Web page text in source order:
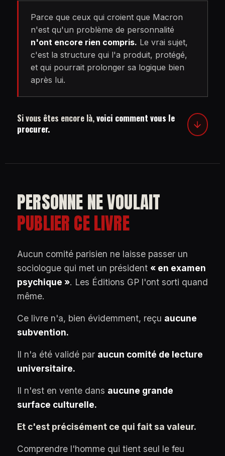
Parce que ceux qui croient que Macron
n'est qu'un problème de personnalité
n'ont encore rien compris. Le vrai sujet,
c'est la structure qui l'a produit, protégé,
et qui pourrait prolonger sa logique bien
après lui.
Si vous êtes encore là,voici comment vous le
procurer.
PERSONNE NE VOULAIT
PUBLIER CE LIVRE
Aucun comité parisien ne laisse passer un
sociologue qui met un président « en examen
psychique ». Les Éditions GP l'ont sorti quand
même.
Ce livre n'a, bien évidemment, reçu aucune
subvention.
Il n'a été validé par aucun comité de lecture
universitaire.
Il n'est en vente dans aucune grande
surface culturelle.
Et c'est précisément ce qui fait sa valeur.
Comprendre l'homme qui tient seul le feu